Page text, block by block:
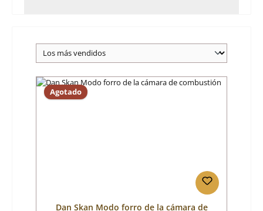
Agotado
Dan Skan Modo forro de la cámara de